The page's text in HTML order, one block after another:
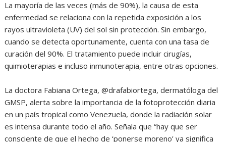
La mayoría de las veces (más de 90%), la causa de esta
enfermedad se relaciona con la repetida exposición a los
rayos ultravioleta (UV) del sol sin protección. Sin embargo,
cuando se detecta oportunamente, cuenta con una tasa de
curación del 90%. El tratamiento puede incluir cirugías,
quimioterapias e incluso inmunoterapia, entre otras opciones.
La doctora Fabiana Ortega, @drafabiortega, dermatóloga del
GMSP, alerta sobre la importancia de la fotoprotección diaria
en un país tropical como Venezuela, donde la radiación solar
es intensa durante todo el año. Señala que “hay que ser
consciente de que el hecho de ‘ponerse moreno’ ya significa